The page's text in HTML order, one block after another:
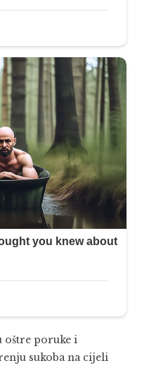
oštre poruke i
sukoba na cijeli